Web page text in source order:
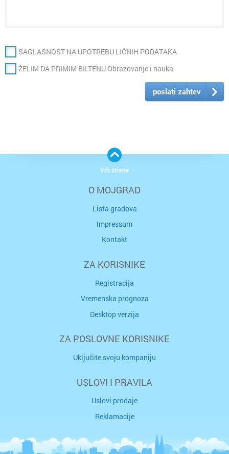
SAGLASNOST NA UPOTREBU LIČNIH PODATAKA
ŽELIM DA PRIMIM BILTENU Obrazovanje i nauka
poslati zahtev
O MOJGRAD
Lista gradova
Impressum
Kontakt
ZA KORISNIKE
Registracija
Vremenska prognoza
Desktop verzija
ZA POSLOVNE KORISNIKE
Uključite svoju kompaniju
USLOVI I PRAVILA
Uslovi prodaje
Reklamacije
Vrh strane